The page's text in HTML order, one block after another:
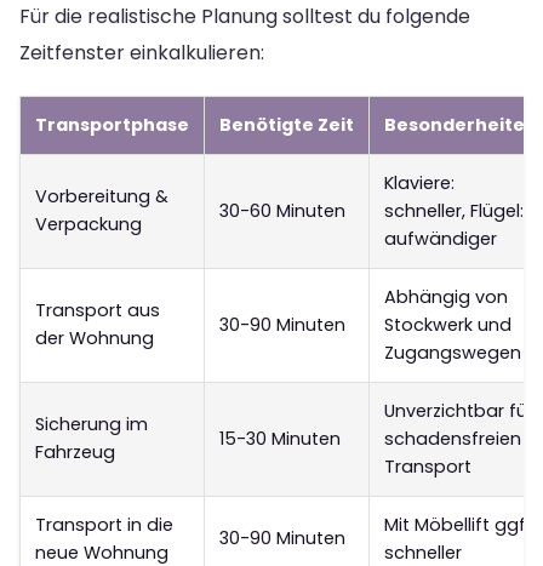
Für die realistische Planung solltest du folgende
Zeitfenster einkalkulieren:
Transportphase Benötigte Zeit Besonderheiten
Vorbereitung &
Verpackung
30-60 Minuten
Klaviere:
schneller, Flügel:
aufwändiger
Transport aus
der Wohnung
30-90 Minuten
Abhängig von
Stockwerk und
Zugangswegen
Sicherung im
Fahrzeug
15-30 Minuten
Unverzichtbar für
schadensfreien
Transport
Transport in die
neue Wohnung
30-90 Minuten
Mit Möbellift ggf.
schneller